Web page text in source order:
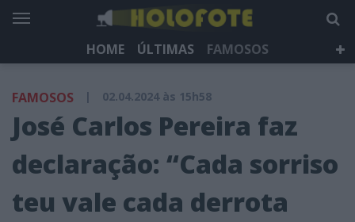
HOME ÚLTIMAS
FAMOSOS
HOLOFOTE TV
NEWSLETTER
FAMOSOS | 02.04.2024 às 15h58
José Carlos Pereira faz
declaração: “Cada sorriso
teu vale cada derrota